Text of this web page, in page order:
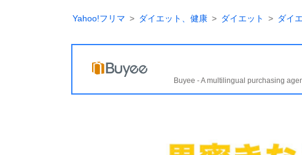
Yahoo!フリマ ダイエット、健康 ダイエット ダイ
Buyee - A multilingual purchasing